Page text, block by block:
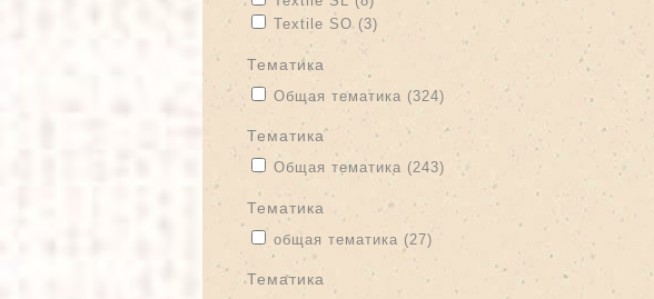
Apply Textile SO filter
Textile SO (3) Apply Textile SO filter
тематика
Apply Общая тематика filter
Общая тематика (324) Apply Общая тематика filter
тематика
Apply Общая тематика filter
Общая тематика (243)
тематика
Apply общая тематика filter
общая тематика (27)
Тематика